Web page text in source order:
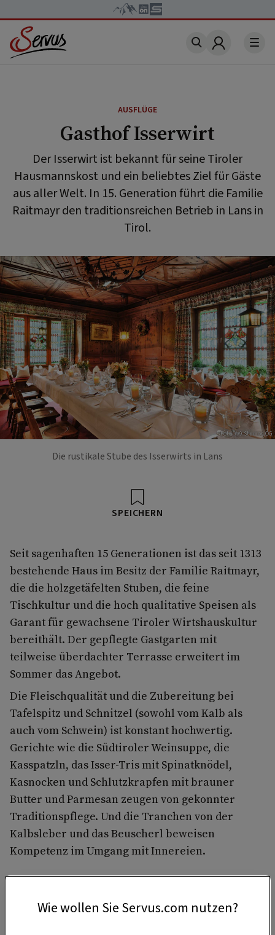
Account
AUSFLÜGE
Gasthof Isserwirt
Der Isserwirt ist bekannt für seine Tiroler
Hausmannskost und ein beliebtes Ziel für Gäste
aus aller Welt. In 15. Generation führt die Familie
Raitmayr den traditionsreichen Betrieb in Lans in
Tirol.
Foto: W9 Studios OG
Die rustikale Stube des Isserwirts in Lans
SPEICHERN
Seit sagenhaften 15 Generationen ist das seit 1313
bestehende Haus im Besitz der Familie Raitmayr,
die die holzgetäfelten Stuben, die feine
Tischkultur und die hoch qualitative Speisen als
Garant für gewachsene Tiroler Wirtshauskultur
bereithält. Der gepflegte Gastgarten mit
teilweise überdachter Terrasse erweitert im
Sommer das Angebot.
Die Fleischqualität und die Zubereitung bei
Tafelspitz und Schnitzel (sowohl vom Kalb als
auch vom Schwein) ist konstant hochwertig.
Gerichte wie die Südtiroler Weinsuppe, die
Kasspatzln, das Isser-Tris mit Spinatknödel,
Kasnocken und Schlutzkrapfen mit brauner
Butter und Parmesan zeugen von gekonnter
Traditionspflege. Und die Tranchen von der
Kalbsleber und das Beuscherl beweisen
Kompetenz im Umgang mit Innereien.
Wie wollen Sie Servus.com nutzen?